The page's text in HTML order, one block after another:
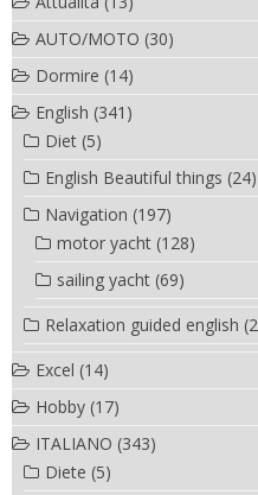
AUTO/MOTO (30)
Dormire (14)
English (341)
Diet (5)
English Beautiful things (24)
Navigation (197)
motor yacht (128)
sailing yacht (69)
Relaxation guided english
Excel (14)
Hobby (17)
ITALIANO (343)
Diete (5)